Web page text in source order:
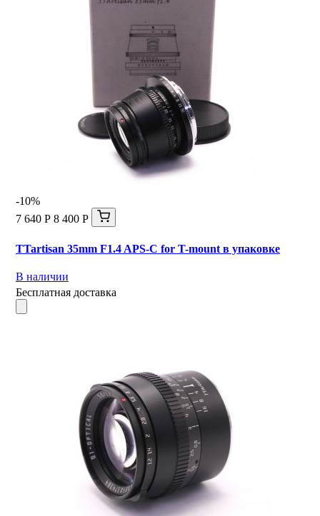
-10%
7 640 Р 8 400 Р
TTartisan 35mm F1.4 APS-C for T-mount в упаковке
В наличии
Бесплатная доставка